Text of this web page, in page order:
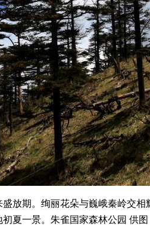
期。绚丽花朵与巍峨秦岭交相
夏一景。朱雀国家森林公园 供图